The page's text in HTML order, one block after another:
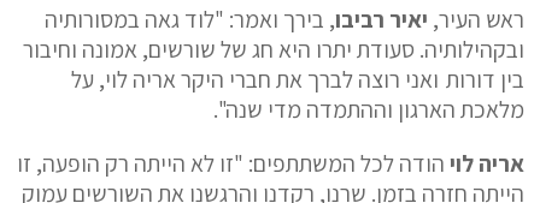
ראש העיר, יאיר רביבו, בירך ואמר: "לוד גאה במסורותיה
ובקהילותיה. סעודת יתרו היא חג של שורשים, אמונה וחיבור
בין דורות ואני רוצה לברך את חברי היקר אריה לוי, על
מלאכת הארגון וההתמדה מדי שנה".
אריה לויהודה לכל המשתתפים: "זו לא הייתה רק הופעה, זו
הייתה חזרה בזמן. שרנו, רקדנו והרגשנו את השורשים עמוק